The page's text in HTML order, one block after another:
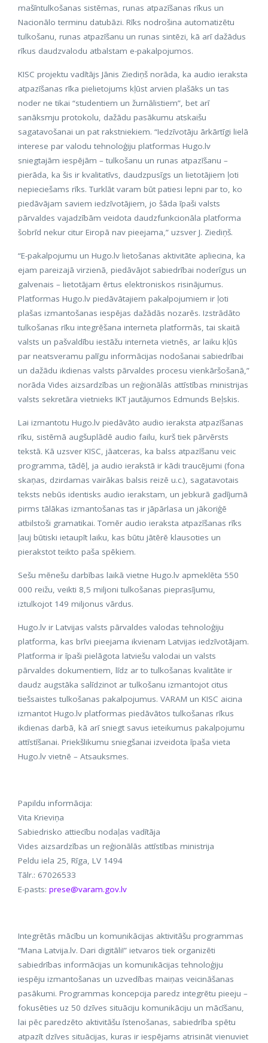
mašīntulkošanas sistēmas, runas atpazīšanas rīkus un
Nacionālo terminu datubāzi. Rīks nodrošina automatizētu
tulkošanu, runas atpazīšanu un runas sintēzi, kā arī dažādus
rīkus daudzvalodu atbalstam e-pakalpojumos.
KISC projektu vadītājs Jānis Ziediņš norāda, ka audio ieraksta
atpazīšanas rīka pielietojums kļūst arvien plašāks un tas
noder ne tikai “studentiem un žurnālistiem”, bet arī
sanāksmju protokolu, dažādu pasākumu atskaišu
sagatavošanai un pat rakstniekiem. “Iedzīvotāju ārkārtīgi lielā
interese par valodu tehnoloģiju platformas Hugo.lv
sniegtajām iespējām – tulkošanu un runas atpazīšanu –
pierāda, ka šis ir kvalitatīvs, daudzpusīgs un lietotājiem ļoti
nepieciešams rīks. Turklāt varam būt patiesi lepni par to, ko
piedāvājam saviem iedzīvotājiem, jo šāda īpaši valsts
pārvaldes vajadzībām veidota daudzfunkcionāla platforma
šobrīd nekur citur Eiropā nav pieejama,” uzsver J. Ziediņš.
“E-pakalpojumu un Hugo.lv lietošanas aktivitāte apliecina, ka
ejam pareizajā virzienā, piedāvājot sabiedrībai noderīgus un
galvenais – lietotājam ērtus elektroniskos risinājumus.
Platformas Hugo.lv piedāvātajiem pakalpojumiem ir ļoti
plašas izmantošanas iespējas dažādās nozarēs. Izstrādāto
tulkošanas rīku integrēšana interneta platformās, tai skaitā
valsts un pašvaldību iestāžu interneta vietnēs, ar laiku kļūs
par neatsveramu palīgu informācijas nodošanai sabiedrībai
un dažādu ikdienas valsts pārvaldes procesu vienkāršošanā,”
norāda Vides aizsardzības un reģionālās attīstības ministrijas
valsts sekretāra vietnieks IKT jautājumos Edmunds Beļskis.
Lai izmantotu Hugo.lv piedāvāto audio ieraksta atpazīšanas
rīku, sistēmā augšuplādē audio failu, kurš tiek pārvērsts
tekstā. Kā uzsver KISC, jāatceras, ka balss atpazīšanu veic
programma, tādēļ, ja audio ierakstā ir kādi traucējumi (fona
skaņas, dzirdamas vairākas balsis reizē u.c.), sagatavotais
teksts nebūs identisks audio ierakstam, un jebkurā gadījumā
pirms tālākas izmantošanas tas ir jāpārlasa un jākoriģē
atbilstoši gramatikai. Tomēr audio ieraksta atpazīšanas rīks
ļauj būtiski ietaupīt laiku, kas būtu jātērē klausoties un
pierakstot teikto paša spēkiem.
Sešu mēnešu darbības laikā vietne Hugo.lv apmeklēta 550
000 reižu, veikti 8,5 miljoni tulkošanas pieprasījumu,
iztulkojot 149 miljonus vārdus.
Hugo.lv ir Latvijas valsts pārvaldes valodas tehnoloģiju
platforma, kas brīvi pieejama ikvienam Latvijas iedzīvotājam.
Platforma ir īpaši pielāgota latviešu valodai un valsts
pārvaldes dokumentiem, līdz ar to tulkošanas kvalitāte ir
daudz augstāka salīdzinot ar tulkošanu izmantojot citus
tiešsaistes tulkošanas pakalpojumus. VARAM un KISC aicina
izmantot Hugo.lv platformas piedāvātos tulkošanas rīkus
ikdienas darbā, kā arī sniegt savus ieteikumus pakalpojumu
attīstīšanai. Priekšlikumu sniegšanai izveidota īpaša vieta
Hugo.lv vietnē – Atsauksmes.
Papildu informācija:
Vita Krieviņa
Sabiedrisko attiecību nodaļas vadītāja
Vides aizsardzības un reģionālās attīstības ministrija
Peldu iela 25, Rīga, LV 1494
Tālr.: 67026533
E-pasts: prese@varam.gov.lv
Integrētās mācību un komunikācijas aktivitāšu programmas
“Mana Latvija.lv. Dari digitāli!” ietvaros tiek organizēti
sabiedrības informācijas un komunikācijas tehnoloģiju
iespēju izmantošanas un uzvedības maiņas veicināšanas
pasākumi. Programmas koncepcija paredz integrētu pieeju –
fokusēties uz 50 dzīves situāciju komunikāciju un mācīšanu,
lai pēc paredzēto aktivitāšu īstenošanas, sabiedrība spētu
atpazīt dzīves situācijas, kuras ir iespējams atrisināt vienuviet